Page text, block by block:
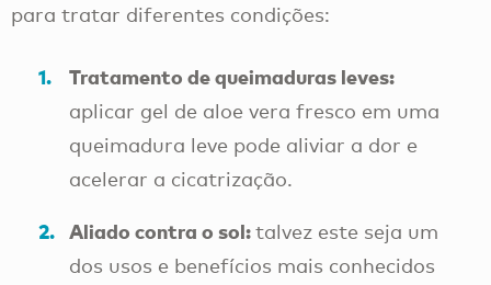
para tratar diferentes condições:
Tratamento de queimaduras leves:
aplicar gel de aloe vera fresco em uma
queimadura leve pode aliviar a dor e
acelerar a cicatrização.
Aliado contra o sol:talvez este seja um
dos usos e benefícios mais conhecidos